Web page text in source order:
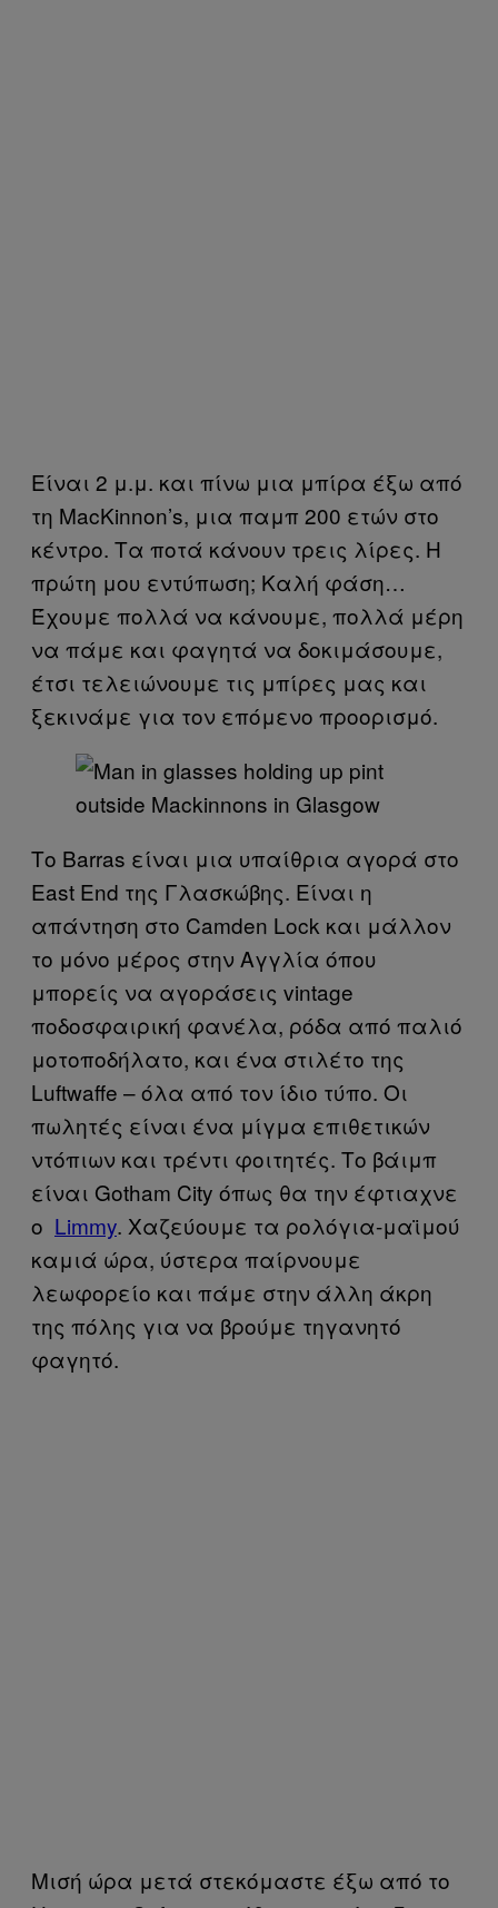
Είναι 2 μ.μ. και πίνω μια μπίρα έξω από
τη MacKinnon’s, μια παμπ 200 ετών στο
κέντρο. Τα ποτά κάνουν τρεις λίρες. Η
πρώτη μου εντύπωση; Καλή φάση…
Έχουμε πολλά να κάνουμε, πολλά μέρη
να πάμε και φαγητά να δοκιμάσουμε,
έτσι τελειώνουμε τις μπίρες μας και
ξεκινάμε για τον επόμενο προορισμό.
Το Barras είναι μια υπαίθρια αγορά στο
East End της Γλασκώβης. Είναι η
απάντηση στο Camden Lock και μάλλον
το μόνο μέρος στην Αγγλία όπου
μπορείς να αγοράσεις vintage
ποδοσφαιρική φανέλα, ρόδα από παλιό
μοτοποδήλατο, και ένα στιλέτο της
Luftwaffe – όλα από τον ίδιο τύπο. Οι
πωλητές είναι ένα μίγμα επιθετικών
ντόπιων και τρέντι φοιτητές. Το βάιμπ
είναι Gotham City όπως θα την έφτιαχνε
ο Limmy. Χαζεύουμε τα ρολόγια-μαϊμού
καμιά ώρα, ύστερα παίρνουμε
λεωφορείο και πάμε στην άλλη άκρη
της πόλης για να βρούμε τηγανητό
φαγητό.
Μισή ώρα μετά στεκόμαστε έξω από το